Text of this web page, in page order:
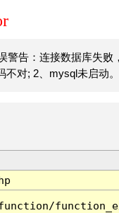
警告：连接数据库失败
不对; 2、mysql未启动。